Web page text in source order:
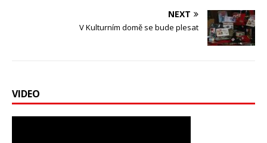
NEXT
V Kulturním domě se bude plesat
VIDEO